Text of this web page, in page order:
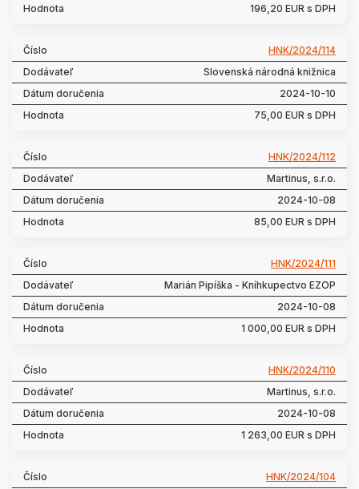
196,20 EUR s DPH
HNK/2024/114
Slovenská národná knižnica
2024-10-10
75,00 EUR s DPH
HNK/2024/112
Martinus, s.r.o.
2024-10-08
85,00 EUR s DPH
HNK/2024/111
Marián Pipíška - Kníhkupectvo EZOP
2024-10-08
1 000,00 EUR s DPH
HNK/2024/110
Martinus, s.r.o.
2024-10-08
1 263,00 EUR s DPH
HNK/2024/104